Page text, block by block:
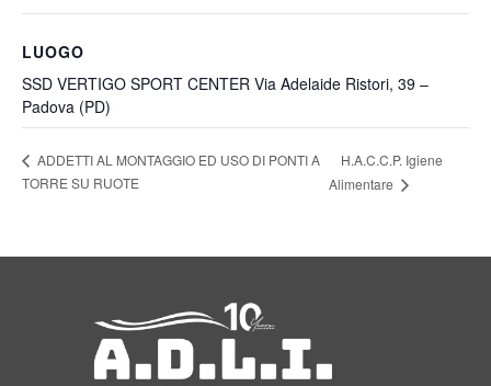
LUOGO
SSD VERTIGO SPORT CENTER Via Adelaide Ristori, 39 –
Padova (PD)
ADDETTI AL MONTAGGIO ED USO DI PONTI A
TORRE SU RUOTE
H.A.C.C.P. Igiene
Alimentare